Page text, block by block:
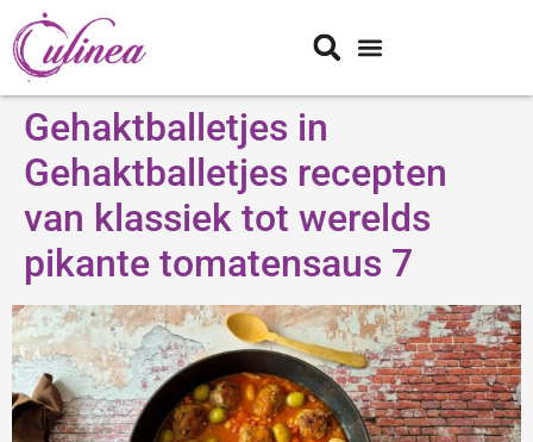
Gehaktballetjes in
Gehaktballetjes recepten
van klassiek tot werelds
pikante tomatensaus 7